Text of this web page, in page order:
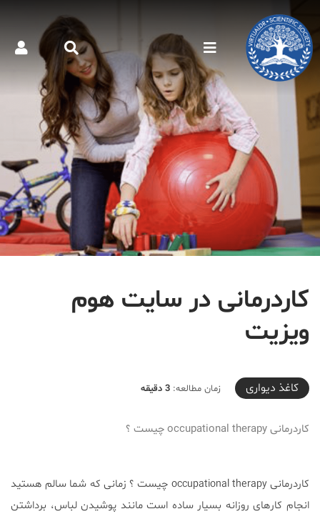
کاردرمانی در سایت هوم
ویزیت
2019-10-10T17:39:05+03:30
کاغذ دیواری زمان مطالعه: 3 دقیقه
کاردرمانی occupational therapy چیست ؟
کاردرمانی occupational therapy چیست ؟ زمانی که شما سالم هستید
انجام کارهای روزانه بسیار ساده است مانند پوشیدن لباس، برداشتن